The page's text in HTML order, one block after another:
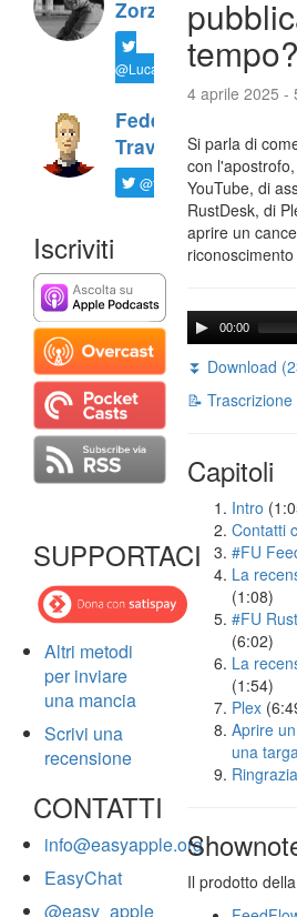
Zorzi
@LucaTNT
Federico
Travaini
@ftrava
Iscriviti
SUPPORTACI
Altri metodi
per inviare
una mancia
Scrivi una
recensione
CONTATTI
info@easyapple.org
EasyChat
@easy_apple
tempo?
4 aprile 2025 -
Si parla di
con
YouTube, di
RustDesk, di
aprire un
00:00
⏬ Download
📝 Trascrizione
Capitoli
Intro
Contatti
#FU
La
(1:08)
#FU
(6:02)
La
(1:54)
Plex
Aprire
una
Il prodotto